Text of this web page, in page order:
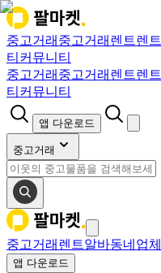
중고거래 중고거래 렌트렌트
티 커뮤니티
중고거래 중고거래 렌트렌트
티 커뮤니티
앱 다운로드
중고거래
중고거래 렌트알바동네업체
앱 다운로드